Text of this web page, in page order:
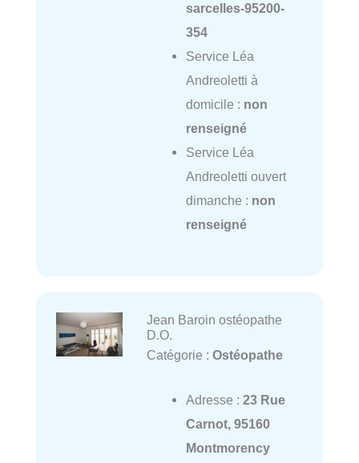
sarcelles-95200-
354
Service Léa
Andreoletti à
domicile : non
renseigné
Service Léa
Andreoletti ouvert
dimanche : non
renseigné
Jean Baroin ostéopathe
D.O.
Catégorie : Ostéopathe
Adresse : 23 Rue
Carnot, 95160
Montmorency